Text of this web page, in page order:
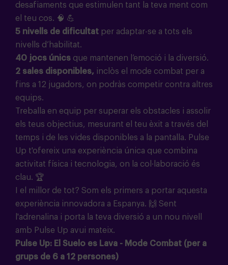
desafiaments que estimulen tant la teva ment com
el teu cos. 🧠 💪
5 nivells de dificultat per adaptar-se a tots els
nivells d’habilitat.
40 jocs únics que mantenen l’emoció i la diversió.
2 sales disponibles, inclòs el mode combat per a
fins a 12 jugadors, on podràs competir contra altres
equips.
Treballa en equip per superar els obstacles i assolir
els teus objectius, mesurant el teu èxit a través del
temps i de les vides disponibles a la pantalla. Pulse
Up t'ofereix una experiència única que combina
activitat física i tecnologia, on la col·laboració és
clau. 🏆
I el millor de tot? Som els primers a portar aquesta
experiència innovadora a Espanya. 🙌 Sent
l'adrenalina i porta la teva diversió a un nou nivell
amb Pulse Up avui mateix.
Pulse Up: El Suelo es Lava - Mode Combat (per a
grups de 6 a 12 persones)